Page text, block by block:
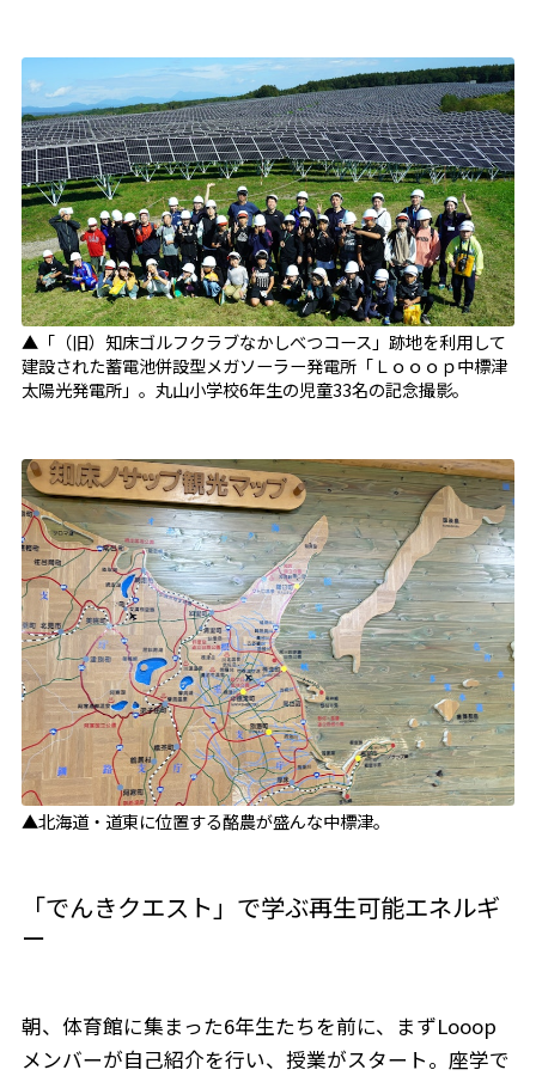
▲「（旧）知床ゴルフクラブなかしべつコース」跡地を利用して
建設された蓄電池併設型メガソーラー発電所「Ｌｏｏｏｐ中標津
太陽光発電所」。丸山小学校6年生の児童33名の記念撮影。
▲北海道・道東に位置する酪農が盛んな中標津。
「でんきクエスト」で学ぶ再生可能エネルギ
ー
朝、体育館に集まった6年生たちを前に、まずLooop
メンバーが自己紹介を行い、授業がスタート。座学で